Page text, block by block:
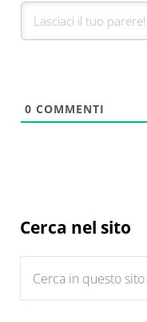
0 COMMENTI
Sidebar
Cerca nel sito